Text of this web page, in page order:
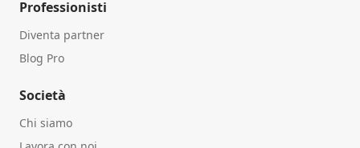
Professionisti
Diventa partner
Blog Pro
Società
Chi siamo